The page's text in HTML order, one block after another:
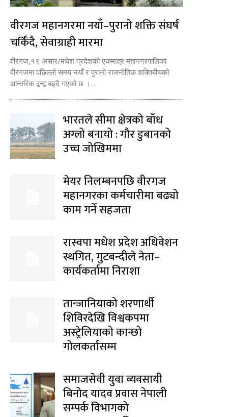
वीरगज महानगरमा नयाँ–पुरानो शक्ति संघर्ष
चर्किँदै, सेवाग्राही मारमा
वीरगज,१९ असार/मधेश प्रदेशको एकमात्र महानगरपालिका
वीरगजमा पछिल्लो समय नयाँ र पुरानो राजनीतिक शक्तिबीचको
आन्तरिक द्वन्द्व बढ्दै गएको छ ।...
भारतले सीमा क्षेत्रको बाँध
अग्लो बनायो : गौर डुबानको
उच्च जोखिममा
मेयर निलम्बनपछि वीरगज
महानगरका कर्मचारीमा बढ्यो
काम गर्ने सहजता
रास्वपा मधेश प्रदेश अधिवेशन
स्थगित, गुटबन्दीले नेता–
कार्यकर्तामा निराशा
तान्जानियाको शरणार्थी
शिविरदेखि विश्वकपमा
अस्ट्रेलियाको कान्छो
गोलकर्तासम्म
समाजसेवी युवा व्यवसायी
बिनोद यादव प्रवास नेपाली
सम्पर्क विभागको